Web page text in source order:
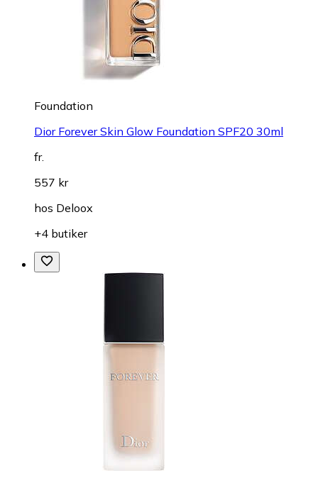
Foundation
Dior Forever Skin Glow Foundation SPF20 30ml
fr.
557 kr
hos Deloox
+4 butiker